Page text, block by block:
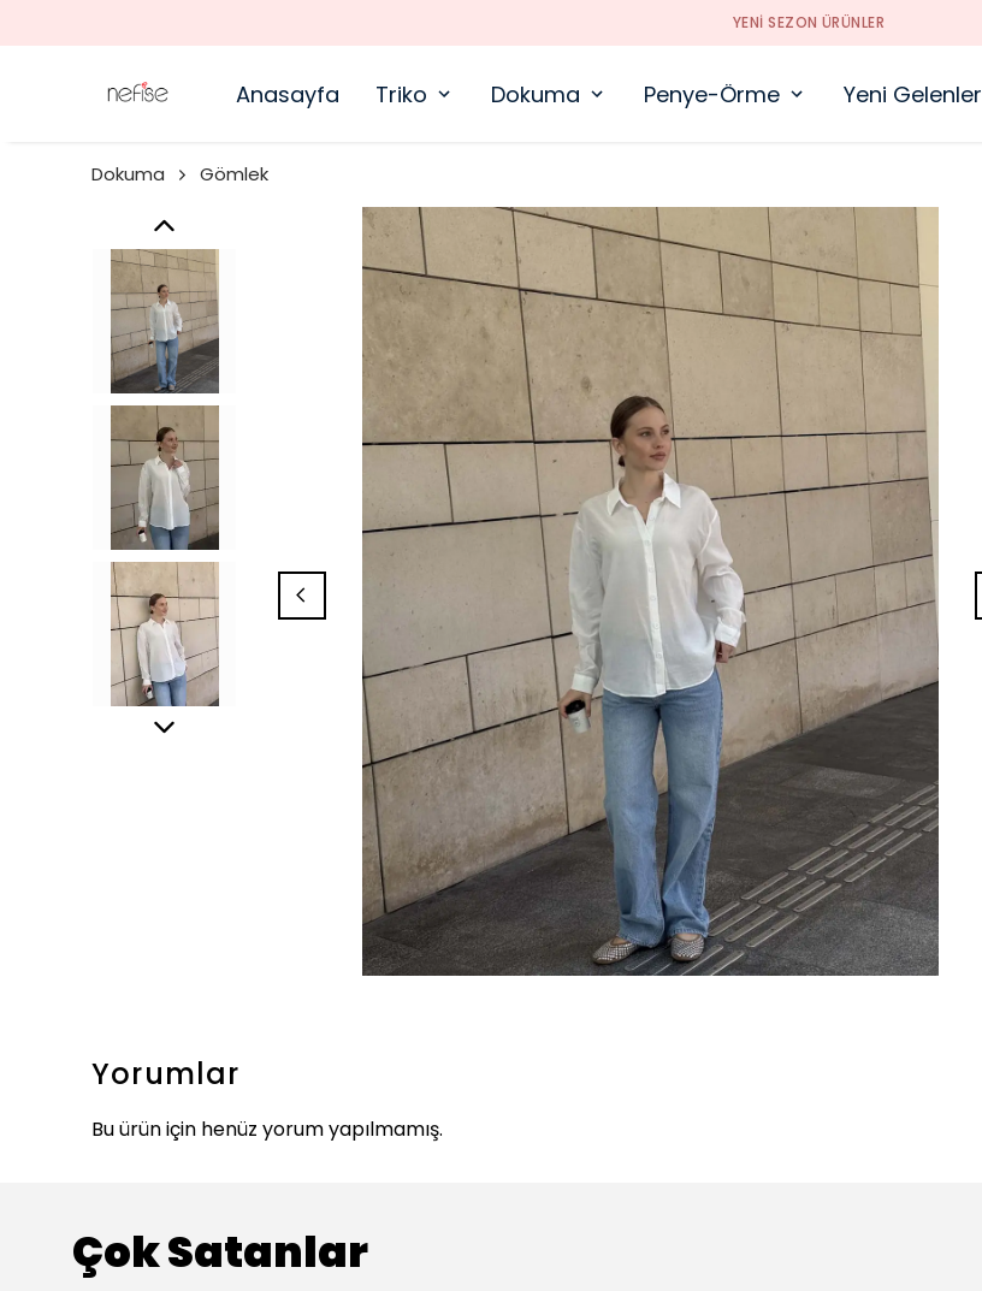
YENI SEZON ÜRÜNLER
Anasayfa Triko Dokuma Penye-Örme Yeni Gelenler
Dokuma Gömlek
Yorumlar
Bu ürün için henüz yorum yapılmamış.
Çok Satanlar